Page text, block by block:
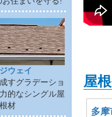
ウェイ
すグラデーショ
的なシングル屋
根材
屋
多